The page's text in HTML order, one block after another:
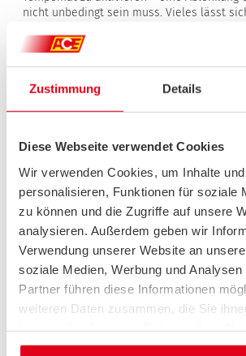
Zustimmung Details
Diese Webseite verwendet Cookies
Wir verwenden Cookies, um Inhalte
personalisieren, Funktionen für soziale
zu können und die Zugriffe auf unsere
analysieren. Außerdem geben wir
Verwendung unserer Website an
soziale Medien, Werbung und
Partner führen diese Informationen
weiteren Daten zusammen, die Sie
gesammelt haben.
nicht unbedingt sein muss. Vieles lässt
bedingt empfehlenswert, da schon
und dabei relativ lang auf den Bildschirm
Fazit:Kein Wunder, dass der Touran die
Begleiter.
TECHNISCHE DATEN
VW Touran 1.4 TSI
Hubraum cm3
Zylinder/Schadstoffklasse
4/
Leistung kW(PS)/min-1
max. Drehmoment Nm/min-1
max. Geschwindigkeit km/h
209
Karosserie